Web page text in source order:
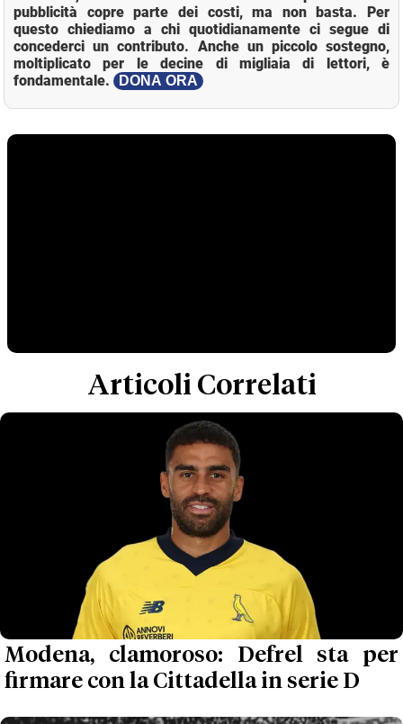
pubblicità copre parte dei costi, ma non basta. Per
questo chiediamo a chi quotidianamente ci segue di
concederci un contributo. Anche un piccolo sostegno,
moltiplicato per le decine di migliaia di lettori, è
fondamentale.
DONA ORA
Articoli Correlati
Modena, clamoroso: Defrel sta per
firmare con la Cittadella in serie D